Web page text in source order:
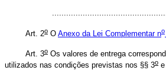
Art. 2o O Anexo da Lei Complementar no
Art. 3o Os valores de entrega
utilizados nas condições previstas nos §§ 3o